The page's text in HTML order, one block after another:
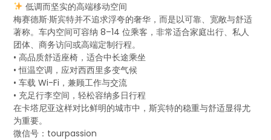
低调而坚实的高端移动空间
梅赛德斯·斯宾特并不追求浮夸的奢华，而是以可靠、宽敞与舒适
著称。车内空间可容纳 8–14 位乘客，非常适合家庭出行、私人
团体、商务访问或高端定制行程。
• 高品质舒适座椅，适合中长途乘坐
• 恒温空调，应对西西里多变气候
• 车载 Wi-Fi，兼顾工作与交流
• 充足行李空间，轻松容纳多日行程
在卡塔尼亚这样对比鲜明的城市中，斯宾特的稳重与舒适显得尤
为重要。
微信号：tourpassion